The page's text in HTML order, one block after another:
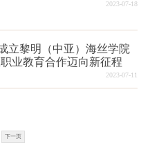
2023-07-18
立黎明（中亚）海丝学院
业教育合作迈向新征程
2023-07-11
下一页